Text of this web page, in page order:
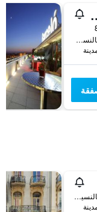
أوشيانيك
C/ Pintor Maella, 35, فالنسيا, منطقة بلنسية, أسبانيا
Plaza Del Temple 6, فالنسيا, منطقة بلنسية, أسبانيا